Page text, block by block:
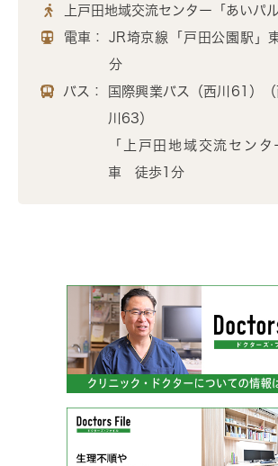
上戸田地域交流センター「あいパ
電車：
JR埼京線「戸田公園駅」
分
バス：
国際興業バス（西川61）
川63）
「上戸田地域交流センタ
車 徒歩1分